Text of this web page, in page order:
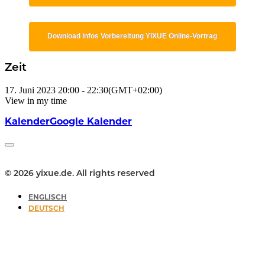
Download Infos Vorbereitung YIXUE Online-Vortrag
Zeit
17. Juni 2023 20:00 - 22:30(GMT+02:00)
View in my time
KalenderGoogle Kalender
© 2026 yixue.de. All rights reserved
ENGLISCH
DEUTSCH